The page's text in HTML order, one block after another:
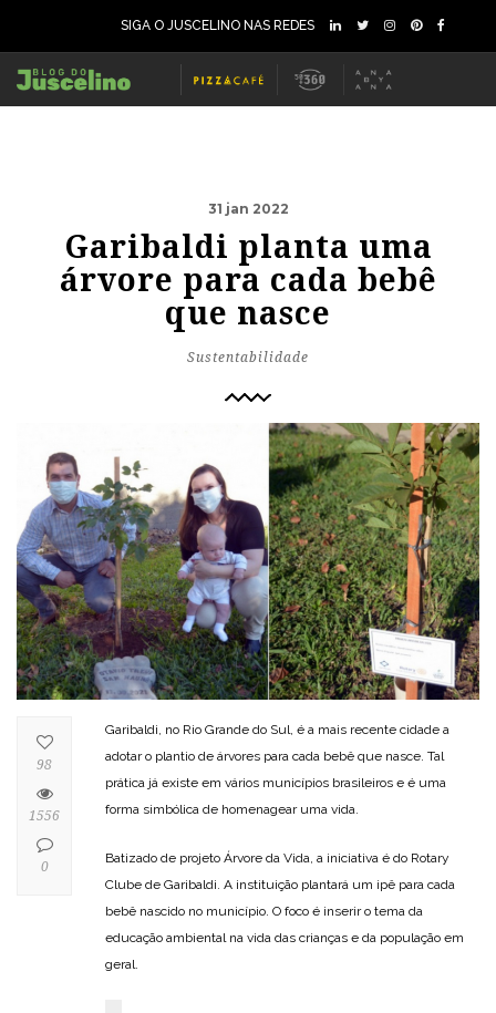
SIGA O JUSCELINO NAS REDES
31 jan 2022
Garibaldi planta uma
árvore para cada bebê
que nasce
Sustentabilidade
Garibaldi, no Rio Grande do Sul, é a mais recente cidade a
adotar o plantio de árvores para cada bebê que nasce. Tal
prática já existe em vários municípios brasileiros e é uma
forma simbólica de homenagear uma vida.
Batizado de projeto Árvore da Vida, a iniciativa é do Rotary
Clube de Garibaldi. A instituição plantará um ipê para cada
bebê nascido no município. O foco é inserir o tema da
educação ambiental na vida das crianças e da população em
geral.
98
1556
0